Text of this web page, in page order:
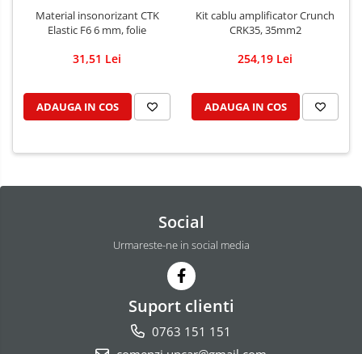
Material insonorizant CTK
Elastic F6 6 mm, folie
31,51 Lei
ADAUGA IN COS
Kit cablu amplificator Crunch
CRK35, 35mm2
254,19 Lei
ADAUGA IN COS
Social
Urmareste-ne in social media
Suport clienti
0763 151 151